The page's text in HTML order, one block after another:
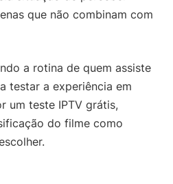
que não combinam com
a rotina de quem assiste
testar a experiência em
um teste IPTV grátis,
do filme como